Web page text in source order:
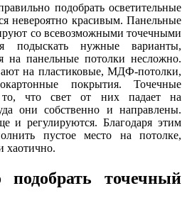
подобрать осветительные
невероятно красивым. Панельные
со всевозможными точечными
подыскать нужные варианты,
на панельные потолки несложно.
на пластиковые, МДФ-потолки,
покрытия. Точечные
то, что свет от них падает на
они собственно и направлены.
и регулируются. Благодаря этим
пустое место на потолке,
хаотично.
точечный